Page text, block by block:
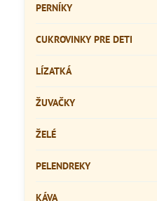
PERNÍKY
CUKROVINKY PRE DETI
LÍZATKÁ
ŽUVAČKY
ŽELÉ
PELENDREKY
KÁVA